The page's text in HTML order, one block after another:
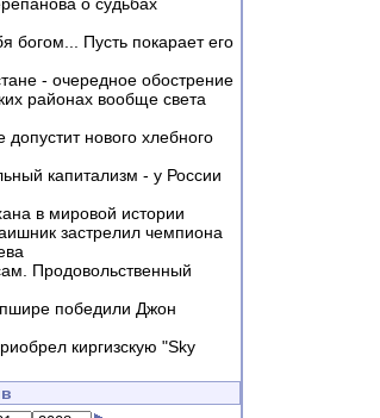
богом... Пусть покарает его
- очередное обострение
районах вообще света
нового хлебного
капитализм - у России
в мировой истории
застрелил чемпиона
Продовольственный
победили Джон
киргизскую "Sky